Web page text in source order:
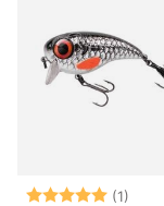
Betyg: (1)